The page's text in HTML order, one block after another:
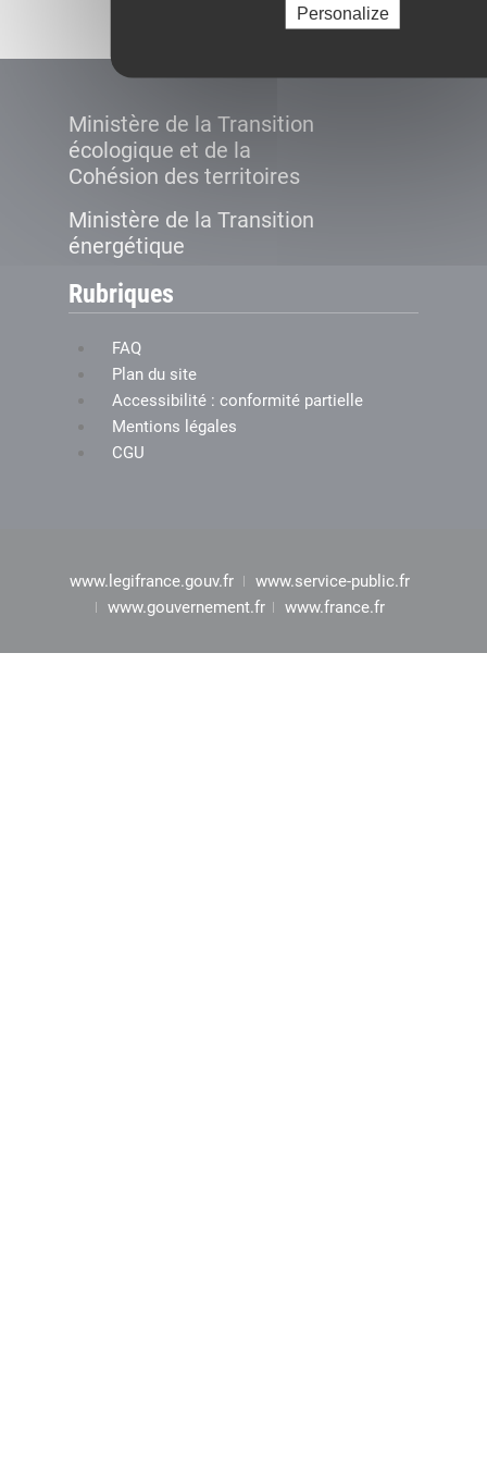
Personalize
Ministère de la Transition
écologique et de la
Cohésion des territoires
Ministère de la Transition
énergétique
Rubriques
FAQ
Plan du site
Accessibilité : conformité partielle
Mentions légales
CGU
www.legifrance.gouv.fr
www.service-public.fr
www.gouvernement.fr
www.france.fr